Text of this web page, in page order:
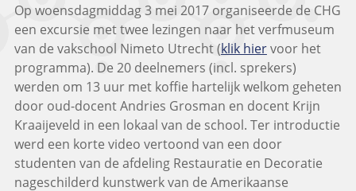
menu
Op woensdagmiddag 3 mei 2017 organiseerde de CHG
een excursie met twee lezingen naar het verfmuseum
van de vakschool Nimeto Utrecht (klik hiervoor het
programma). De 20 deelnemers (incl. sprekers)
werden om 13 uur met koffie hartelijk welkom geheten
door oud-docent Andries Grosman en docent Krijn
Kraaijeveld in een lokaal van de school. Ter introductie
werd een korte video vertoond van een door
studenten van de afdeling Restauratie en Decoratie
nageschilderd kunstwerk van de Amerikaanse